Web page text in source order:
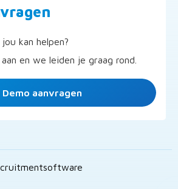
kan helpen?
en we leiden je graag rond.
Demo aanvragen